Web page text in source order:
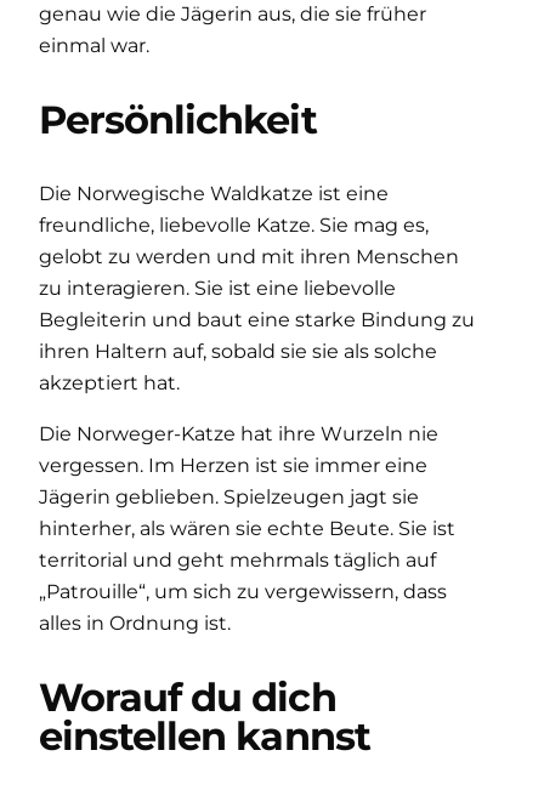
genau wie die Jägerin aus, die sie früher
einmal war.
Persönlichkeit
Die Norwegische Waldkatze ist eine
freundliche, liebevolle Katze. Sie mag es,
gelobt zu werden und mit ihren Menschen
zu interagieren. Sie ist eine liebevolle
Begleiterin und baut eine starke Bindung zu
ihren Haltern auf, sobald sie sie als solche
akzeptiert hat.
Die Norweger-Katze hat ihre Wurzeln nie
vergessen. Im Herzen ist sie immer eine
Jägerin geblieben. Spielzeugen jagt sie
hinterher, als wären sie echte Beute. Sie ist
territorial und geht mehrmals täglich auf
„Patrouille“, um sich zu vergewissern, dass
alles in Ordnung ist.
Worauf du dich
einstellen kannst